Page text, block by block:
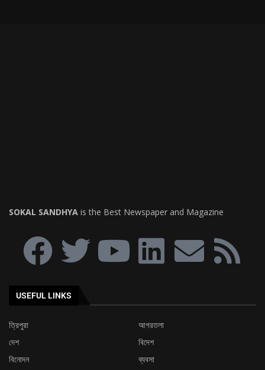
SOKAL SANDHYA is the Best Newspaper and Magazine
USEFUL LINKS
ত্রিপুরা
আগরতলা
দেশ
বিদেশ
বিনোদন
ব্যবসা